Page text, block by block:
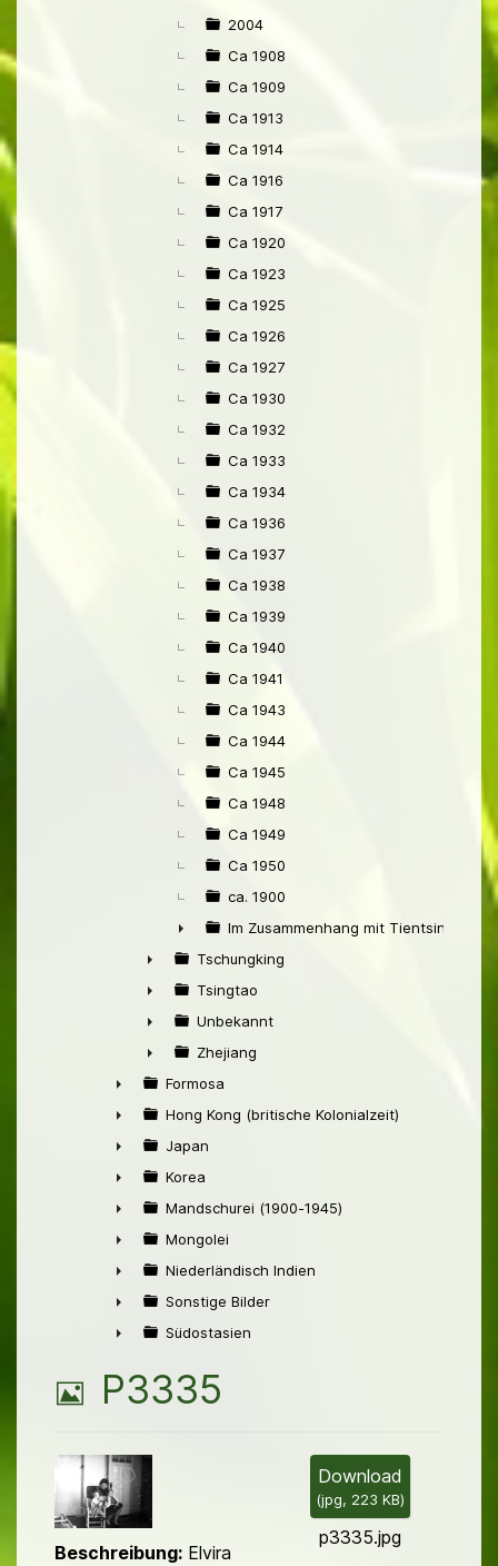
►
2004
Ca 1908
Ca 1909
Ca 1913
Ca 1914
Ca 1916
Ca 1917
Ca 1920
Ca 1923
Ca 1925
Ca 1926
Ca 1927
Ca 1930
Ca 1932
Ca 1933
Ca 1934
Ca 1936
Ca 1937
Ca 1938
Ca 1939
Ca 1940
Ca 1941
Ca 1943
Ca 1944
Ca 1945
Ca 1948
Ca 1949
Ca 1950
ca. 1900
►
Im Zusammenhang mit Tientsin
►
Tschungking
►
Tsingtao
►
Unbekannt
►
Zhejiang
►
Formosa
►
Hong Kong (britische Kolonialzeit)
►
Japan
►
Korea
►
Mandschurei (1900-1945)
►
Mongolei
►
Niederländisch Indien
►
Sonstige Bilder
Südostasien
B
l
d
P3335
Download
(jpg, 223 KB)
p3335.jpg
Beschreibung: Elvira